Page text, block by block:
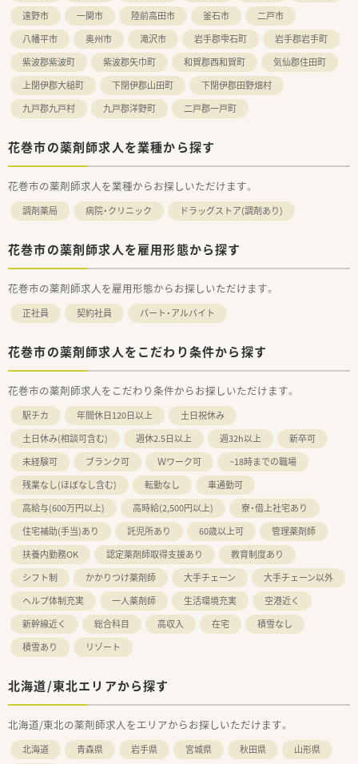
遠野市
一関市 陸前高田市 釜石市
二戸市
八幡平市
奥州市 滝沢市 岩手郡雫石町
岩手郡岩手町
紫波郡紫波町
紫波郡矢巾町 和賀郡西和賀町
気仙郡住田町
上閉伊郡大槌町
下閉伊郡山田町
下閉伊郡田野畑村
九戸郡九戸村
九戸郡洋野町 二戸郡一戸町
花巻市の薬剤師求人を業種から探す
花巻市の薬剤師求人を業種からお探しいただけます。
調剤薬局 病院・クリニック ドラッグストア(調剤あり)
花巻市の薬剤師求人を雇用形態から探す
花巻市の薬剤師求人を雇用形態からお探しいただけます。
正社員 契約社員 パート・アルバイト
花巻市の薬剤師求人をこだわり条件から探す
花巻市の薬剤師求人をこだわり条件からお探しいただけます。
駅チカ 年間休日120日以上
土日祝休み
土日休み(相談可含む)
週休2.5日以上 週32h以上
新卒可
未経験可
ブランク可 Ｗワーク可
~18時までの職場
残業なし(ほぼなし含む)
転勤なし
車通勤可
高給与(600万円以上)
高時給(2,500円以上)
寮・借上社宅あり
住宅補助(手当)あり
託児所あり 60歳以上可
管理薬剤師
扶養内勤務OK
認定薬剤師取得支援あり
教育制度あり
シフト制
かかりつけ薬剤師 大手チェーン
大手チェーン以外
ヘルプ体制充実
一人薬剤師 生活環境充実
空港近く
新幹線近く
総合科目 高収入 在宅
積雪なし
積雪あり
リゾート
北海道/東北エリアから探す
北海道/東北の薬剤師求人をエリアからお探しいただけます。
北海道 青森県 岩手県 宮城県 秋田県
山形県